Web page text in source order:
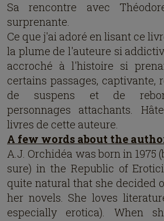
Sa rencontre avec
surprenante.
Ce que j'ai adoré en lisant ce
la plume de l'auteure si
accroché à l'histoire si
certains passages, captivante,
de suspens et de
personnages attachants.
livres de cette auteure.
A few words about the
A.J. Orchidéa was born in 1975
sure) in the Republic of
quite natural that she decided
her novels. She loves
especially erotica). When